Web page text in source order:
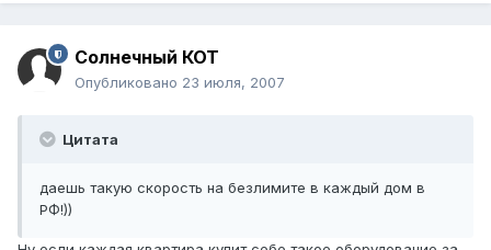
Солнечный КОТ
Опубликовано 23 июля, 2007
Цитата
даешь такую скорость на безлимите в каждый дом в
РФ!))